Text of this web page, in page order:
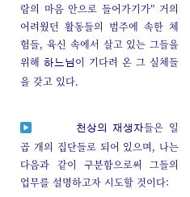
람의 마음 안으로 들어가기가” 거의
어려웠던 활동들의 범주에 속한 체
험들, 육신 속에서 살고 있는 그들을
위해하느님 이 기다려 온 그 실체들
을 갖고 있다.
천상의 재생자들은 일
곱 개의 집단들로 되어 있으며, 나는
다음과 같이 구분함으로써 그들의
업무를 설명하고자 시도할 것이다: